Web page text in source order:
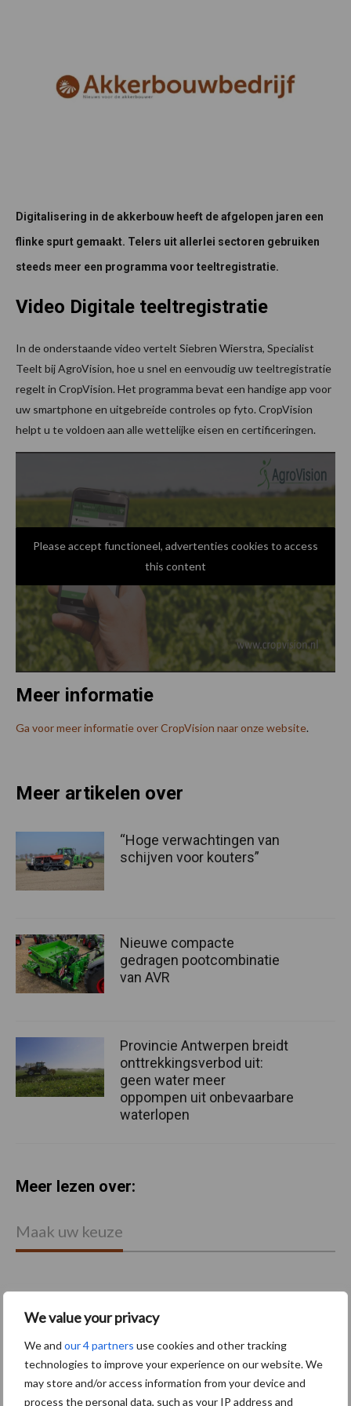
We value your privacy
We and our 4 partners use cookies and other tracking
technologies to improve your experience on our website. We
may store and/or access information from your device and
process the personal data, such as your IP address and
Digitalisering in de akkerbouw heeft de afgelopen jaren een
flinke spurt gemaakt. Telers uit allerlei sectoren gebruiken
steeds meer een programma voor teeltregistratie.
Video Digitale teeltregistratie
In de onderstaande video vertelt Siebren Wierstra, Specialist
Teelt bij AgroVision, hoe u snel en eenvoudig uw teeltregistratie
regelt in CropVision. Het programma bevat een handige app voor
uw smartphone en uitgebreide controles op fyto. CropVision
helpt u te voldoen aan alle wettelijke eisen en certificeringen.
Please accept functioneel, advertenties cookies to access
this content
Meer informatie
Ga voor meer informatie over CropVision naar onze website.
Meer artikelen over
“Hoge verwachtingen van
schijven voor kouters”
Nieuwe compacte
gedragen pootcombinatie
van AVR
Provincie Antwerpen breidt
onttrekkingsverbod uit:
geen water meer
oppompen uit onbevaarbare
waterlopen
Meer lezen over:
Maak uw keuze
Machines